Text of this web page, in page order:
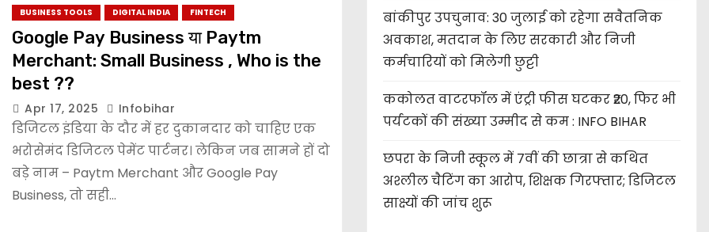
BUSINESS TOOLS DIGITAL INDIA FINTECH
Google Pay Business या Paytm
Merchant: Small Business , Who is the
best ??
Apr 17, 2025 Infobihar
डिजिटल इंडिया के दौर में हर दुकानदार को चाहिए एक
भरोसेमंद डिजिटल पेमेंट पार्टनर। लेकिन जब सामने हों दो
बड़े नाम – Paytm Merchant और Google Pay
Business, तो सही…
बांकीपुर उपचुनाव: 30 जुलाई को रहेगा सवैतनिक
अवकाश, मतदान के लिए सरकारी और निजी
कर्मचारियों को मिलेगी छुट्टी
ककोलत वाटरफॉल में एंट्री फीस घटकर ₹20, फिर भी
पर्यटकों की संख्या उम्मीद से कम : INFO BIHAR
छपरा के निजी स्कूल में 7वीं की छात्रा से कथित
अश्लील चैटिंग का आरोप, शिक्षक गिरफ्तार; डिजिटल
साक्ष्यों की जांच शुरू